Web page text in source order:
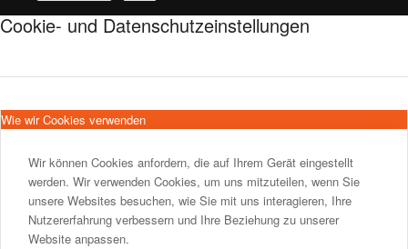
Cookie- und Datenschutzeinstellungen
Wie wir Cookies verwenden
Wir können Cookies anfordern, die auf Ihrem Gerät eingestellt
werden. Wir verwenden Cookies, um uns mitzuteilen, wenn Sie
unsere Websites besuchen, wie Sie mit uns interagieren, Ihre
Nutzererfahrung verbessern und Ihre Beziehung zu unserer
Website anpassen.